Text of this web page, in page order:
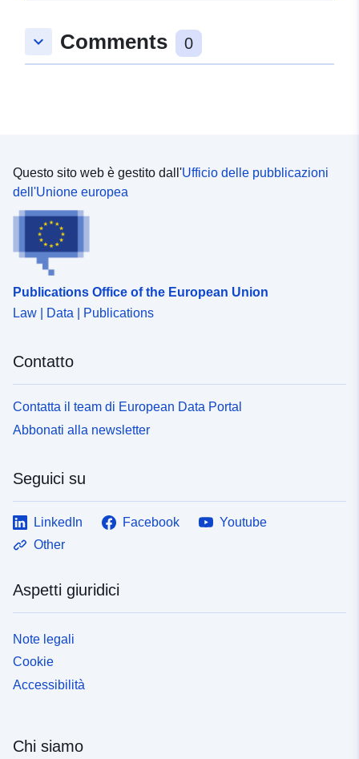
keyboard_arrow_down Comments 0
Questo sito web è gestito dall'Ufficio delle pubblicazioni
dell'Unione europea
Publications Office of the European Union
Law | Data | Publications
Contatto
Contatta il team di European Data Portal
Abbonati alla newsletter
Seguici su
LinkedIn Facebook
Youtube
Other
Aspetti giuridici
Note legali
Cookie
Accessibilità
Chi siamo